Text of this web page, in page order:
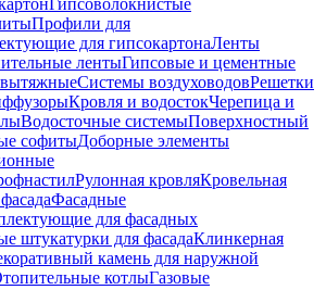
Гипсоволокнистые
Профили для
для гипсокартонаЛенты
лентыГипсовые и цементные
Системы воздуховодовРешетки
Кровля и водостокЧерепица и
Водосточные системыПоверхностный
софитыДоборные элементы
Рулонная кровляКровельная
Фасадные
для фасадных
штукатурки для фасадаКлинкерная
камень для наружной
котлыГазовые